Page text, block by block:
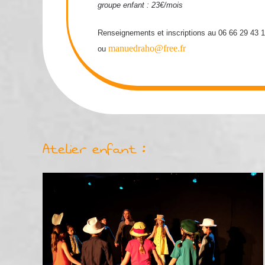
groupe enfant : 23€/mois
Renseignements et inscriptions au 06 66 29 43
ou manuedraho@free.fr
Atelier enfant :